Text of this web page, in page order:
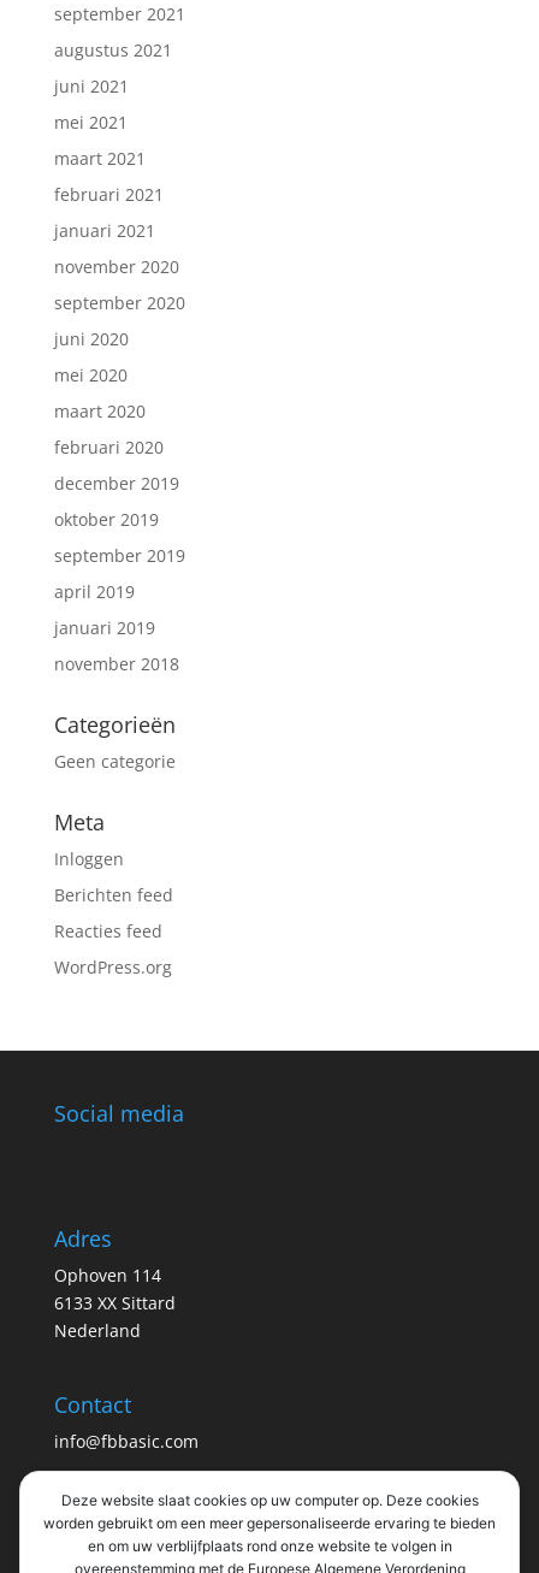
september 2021
augustus 2021
juni 2021
mei 2021
maart 2021
februari 2021
januari 2021
november 2020
september 2020
juni 2020
mei 2020
maart 2020
februari 2020
december 2019
oktober 2019
september 2019
april 2019
januari 2019
november 2018
Categorieën
Geen categorie
Meta
Inloggen
Berichten feed
Reacties feed
WordPress.org
Social media
Adres
Ophoven 114
6133 XX Sittard
Nederland
Contact
info@fbbasic.com
Info
Privacy statement
Deze website slaat cookies op uw computer op. Deze cookies
worden gebruikt om een ​​meer gepersonaliseerde ervaring te bieden
en om uw verblijfplaats rond onze website te volgen in
overeenstemming met de Europese Algemene Verordening